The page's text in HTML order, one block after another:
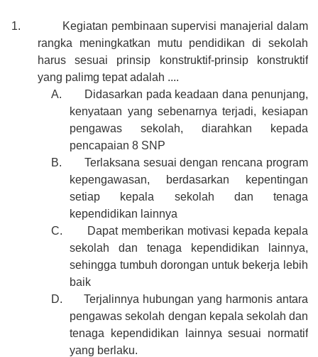
1.
Kegiatan pembinaan supervisi manajerial dalam
rangka meningkatkan mutu pendidikan di sekolah
harus sesuai prinsip konstruktif-prinsip konstruktif
yang palimg tepat adalah ....
A.
Didasarkan pada keadaan dana penunjang,
kenyataan yang sebenarnya terjadi, kesiapan
pengawas sekolah, diarahkan kepada
pencapaian 8 SNP
B.
Terlaksana sesuai dengan rencana program
kepengawasan, berdasarkan kepentingan
setiap kepala sekolah dan tenaga
kependidikan lainnya
C.
Dapat memberikan motivasi kepada kepala
sekolah dan tenaga kependidikan lainnya,
sehingga tumbuh dorongan untuk bekerja lebih
baik
D.
Terjalinnya hubungan yang harmonis antara
pengawas sekolah dengan kepala sekolah dan
tenaga kependidikan lainnya sesuai normatif
yang berlaku.